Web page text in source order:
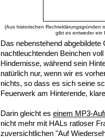
(Aus historischen Rechteklärungsgründen
gibt es entweder ein
Das nebenstehend
nachtleuchtenden Beinchen
Hindernisse, während sein
natürlich nur, wenn wir es
nichts, so dass es sich seine
Feuerwerk am Hinterende,
Darin gleicht es einem MP3-
nicht mehr mit HALs ratloser
zuversichtlichen "Auf